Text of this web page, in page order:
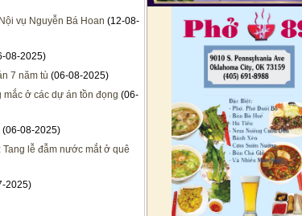
vụ Nguyễn Bá Hoan (12-08-
08-2025)
7 năm tù (06-08-2025)
ở các dự án tồn đọng (06-
(06-08-2025)
lễ đẫm nước mắt ở quê
2025)